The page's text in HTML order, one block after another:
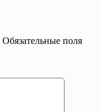
Обязательные поля